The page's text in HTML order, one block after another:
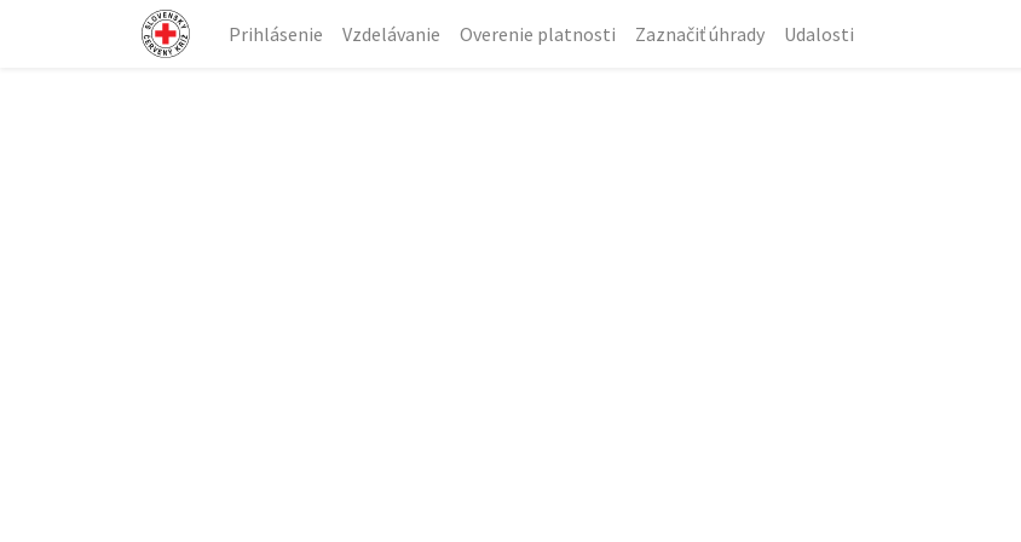
Prihlásenie Vzdelávanie Overenie platnosti Zaznačiť úhrady Udalosti